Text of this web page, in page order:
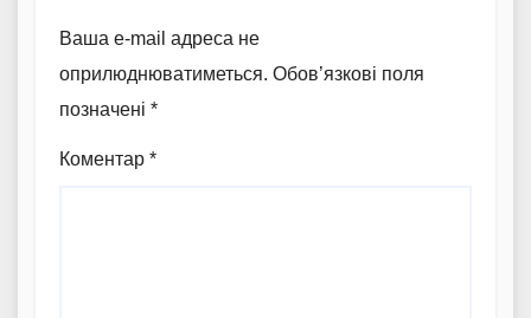
Ваша e-mail адреса не
оприлюднюватиметься. Обов’язкові поля
позначені *
Коментар *